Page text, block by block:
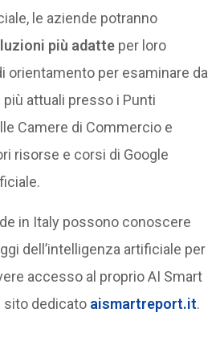
le aziende potranno
più adatte per loro
orientamento per esaminare da
attuali presso i Punti
Camere di Commercio e
risorse e corsi di Google
in Italy possono conoscere
dell’intelligenza artificiale per
accesso al proprio AI Smart
sito dedicato aismartreport.it.